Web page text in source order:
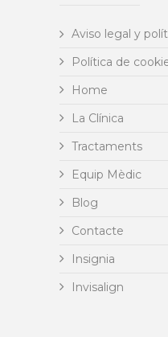
Aviso legal y
Política de
Home
La Clínica
Tractaments
Equip Mèdic
Blog
Contacte
Insignia
Invisalign